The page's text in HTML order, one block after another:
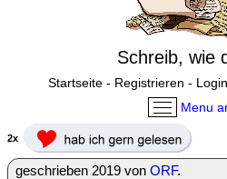
Schreib, wie
Startseite- Registrieren - Login
Menu
2x
geschrieben 2019 von ORF.